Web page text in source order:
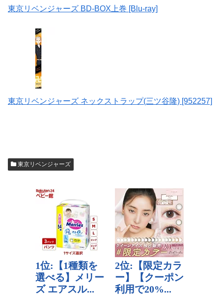
東京リベンジャーズ BD-BOX上巻 [Blu-ray]
東京リベンジャーズ ネックストラップ(三ツ谷隆) [952257]
東京リベンジャーズ